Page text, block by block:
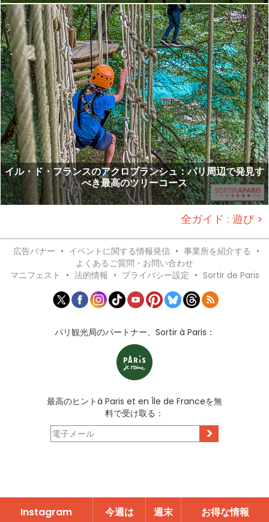
イル・ド・フランスのアクロブランシュ：パリ周辺で発見す
べき最高のツリーコース
全ガイド : 遊び >
広告バナー • イベントに関する情報発信 • 事業所を紹介する •
よくあるご質問・お問い合わせ
マニフェスト
• 法的情報 • プライバシー設定 • Sortir de Paris
パリ観光局のパートナー、Sortir à Paris：
最高のヒントà Paris et en Île de Franceを無
料で受け取る：
>
Instagram 今週は 週末 お得な情報